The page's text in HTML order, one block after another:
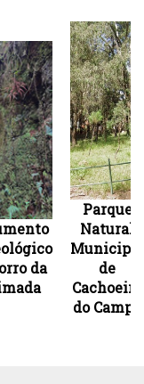
da
Parque
Natural
Municipal
de
Cachoeira
do Campo